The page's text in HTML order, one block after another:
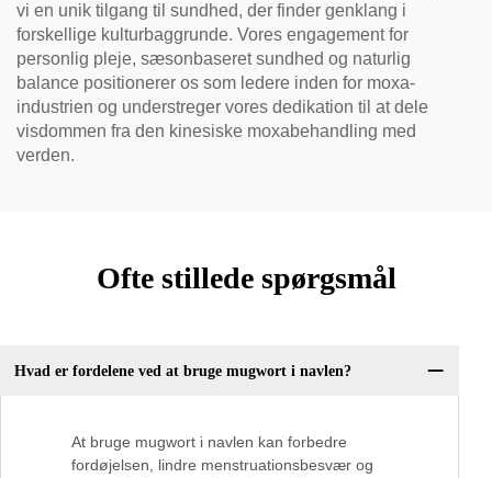
vi en unik tilgang til sundhed, der finder genklang i
forskellige kulturbaggrunde. Vores engagement for
personlig pleje, sæsonbaseret sundhed og naturlig
balance positionerer os som ledere inden for moxa-
industrien og understreger vores dedikation til at dele
visdommen fra den kinesiske moxabehandling med
verden.
Ofte stillede spørgsmål
Hvad er fordelene ved at bruge mugwort i navlen?
At bruge mugwort i navlen kan forbedre
fordøjelsen, lindre menstruationsbesvær og